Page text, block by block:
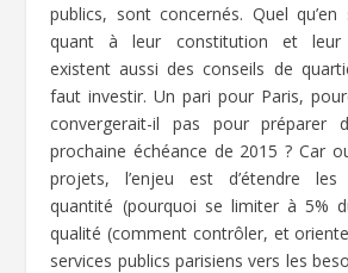
publics, sont concernés. Quel
quant à leur constitution et leur
existent aussi des conseils de
faut investir. Un pari pour Paris,
convergerait-il pas pour préparer
prochaine échéance de 2015 ? Car
projets, l’enjeu est d’étendre
quantité (pourquoi se limiter à 5%
qualité (comment contrôler, et
services publics parisiens vers les